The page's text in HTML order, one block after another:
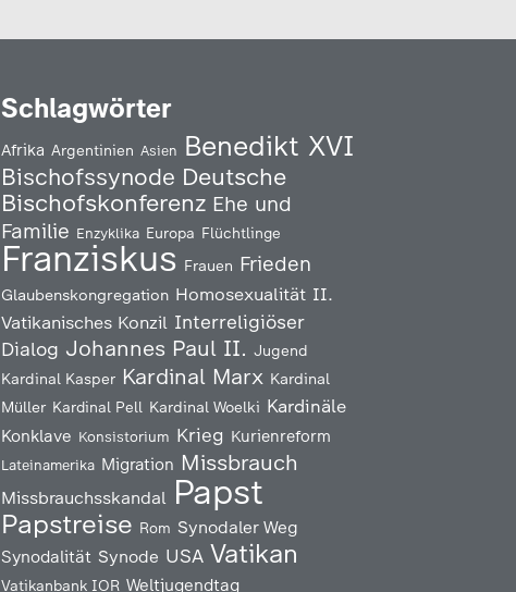
Schlagwörter
Afrika Argentinien Asien Benedikt XVI
Bischofssynode Deutsche
Bischofskonferenz Ehe und
Familie Enzyklika Europa Flüchtlinge
Franziskus Frauen Frieden
Glaubenskongregation Homosexualität II.
Vatikanisches Konzil Interreligiöser
Dialog Johannes Paul II. Jugend
Kardinal Kasper Kardinal Marx Kardinal
Müller Kardinal Pell Kardinal Woelki Kardinäle
Konklave Konsistorium Krieg Kurienreform
Lateinamerika Migration Missbrauch
Missbrauchsskandal Papst
Papstreise Rom Synodaler Weg
Synodalität Synode USA Vatikan
Vatikanbank IOR Weltjugendtag